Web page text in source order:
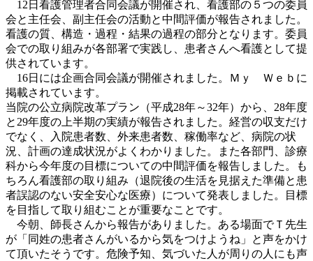
12日看護管理者合同会議が開催され、看護部の５つの委員
会と主任会、副主任会の活動と中間評価が報告されました。
看護の質、構造・過程・結果の過程の部分となります。委員
会での取り組みが各部署で実践し、患者さんへ看護として提
供されています。
16日には企画合同会議が開催されました。Ｍｙ Ｗｅｂに
掲載されています。
当院の公立病院改革プラン（平成28年～32年）から、28年度
と29年度の上半期の実績が報告されました。経営の収支だけ
でなく、入院患者数、外来患者数、稼働率など、病院の状
況、計画の達成状況がよくわかりました。また各部門、診療
科から今年度の目標についての中間評価を報告しました。も
ちろん看護部の取り組み（退院後の生活を見据えた準備と患
者誤認のない安全安心な医療）について発表しました。目標
を目指して取り組むことが重要なことです。
今朝、師長さんから報告がありました。ある場面でＴ先生
が「同姓の患者さんがいるから気をつけようね」と声をかけ
て頂いたそうです。危険予知、気づいた人が周りの人にも声